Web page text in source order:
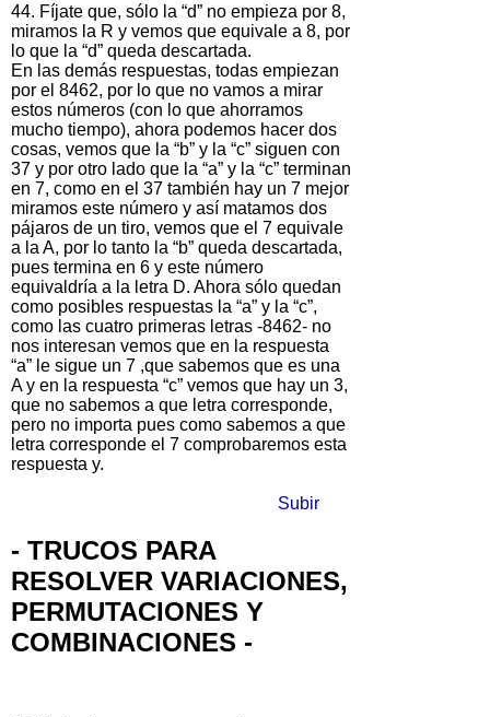
44. Fíjate que, sólo la “d” no empieza por 8,
miramos la R y vemos que equivale a 8, por
lo que la “d” queda descartada.
En las demás respuestas, todas empiezan
por el 8462, por lo que no vamos a mirar
estos números (con lo que ahorramos
mucho tiempo), ahora podemos hacer dos
cosas, vemos que la “b” y la “c” siguen con
37 y por otro lado que la “a” y la “c” terminan
en 7, como en el 37 también hay un 7 mejor
miramos este número y así matamos dos
pájaros de un tiro, vemos que el 7 equivale
a la A, por lo tanto la “b” queda descartada,
pues termina en 6 y este número
equivaldría a la letra D. Ahora sólo quedan
como posibles respuestas la “a” y la “c”,
como las cuatro primeras letras -8462- no
nos interesan vemos que en la respuesta
“a” le sigue un 7 ,que sabemos que es una
A y en la respuesta “c” vemos que hay un 3,
que no sabemos a que letra corresponde,
pero no importa pues como sabemos a que
letra corresponde el 7 comprobaremos esta
respuesta y.
Subir
- TRUCOS PARA
RESOLVER VARIACIONES,
PERMUTACIONES Y
COMBINACIONES -